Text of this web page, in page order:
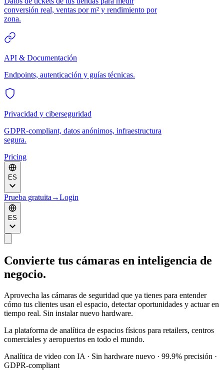
conversión real, ventas por m² y rendimiento por
zona.
API & Documentación
Endpoints, autenticación y guías técnicas.
Privacidad y ciberseguridad
GDPR-compliant, datos anónimos, infraestructura
segura.
Pricing
ES
Prueba gratuita →Login
ES
Convierte tus cámaras en inteligencia de
negocio.
Aprovecha las cámaras de seguridad que ya tienes para entender
cómo tus clientes usan el espacio, detectar oportunidades y actuar en
tiempo real. Sin instalar nuevo hardware.
La plataforma de analítica de espacios físicos para retailers, centros
comerciales y aeropuertos en todo el mundo.
Analítica de video con IA · Sin hardware nuevo · 99.9% precisión ·
GDPR-compliant